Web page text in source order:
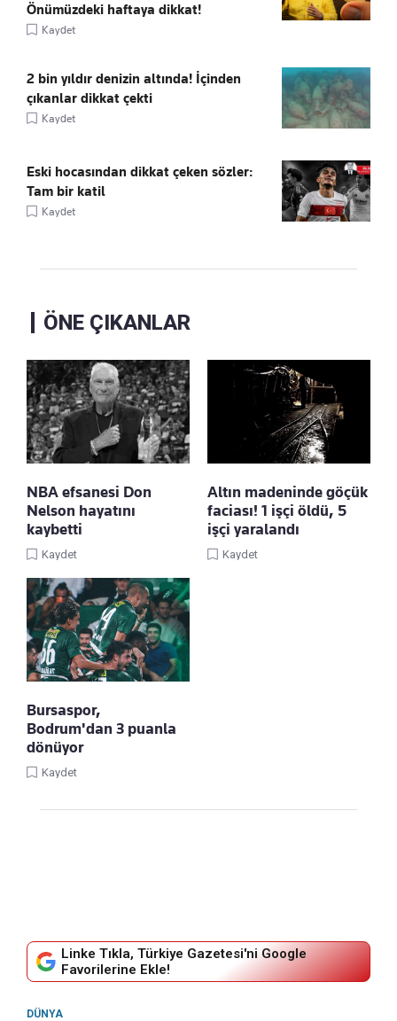
Önümüzdeki haftaya dikkat!
Kaydet
2 bin yıldır denizin altında! İçinden
çıkanlar dikkat çekti
Kaydet
Eski hocasından dikkat çeken sözler:
Tam bir katil
Kaydet
ÖNE ÇIKANLAR
NBA efsanesi Don
Nelson hayatını
kaybetti
Kaydet
Altın madeninde göçük
faciası! 1 işçi öldü, 5
işçi yaralandı
Kaydet
Bursaspor,
Bodrum'dan 3 puanla
dönüyor
Kaydet
Linke Tıkla, Türkiye Gazetesi'ni Google
Favorilerine Ekle!
DÜNYA